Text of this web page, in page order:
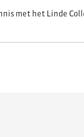
met het Linde